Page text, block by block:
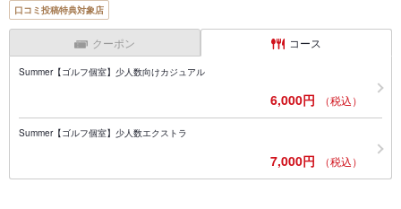
口コミ投稿特典対象店
クーポン コース
Summer【ゴルフ個室】少人数向けカジュアル
6,000円 （税込）
Summer【ゴルフ個室】少人数エクストラ
7,000円 （税込）